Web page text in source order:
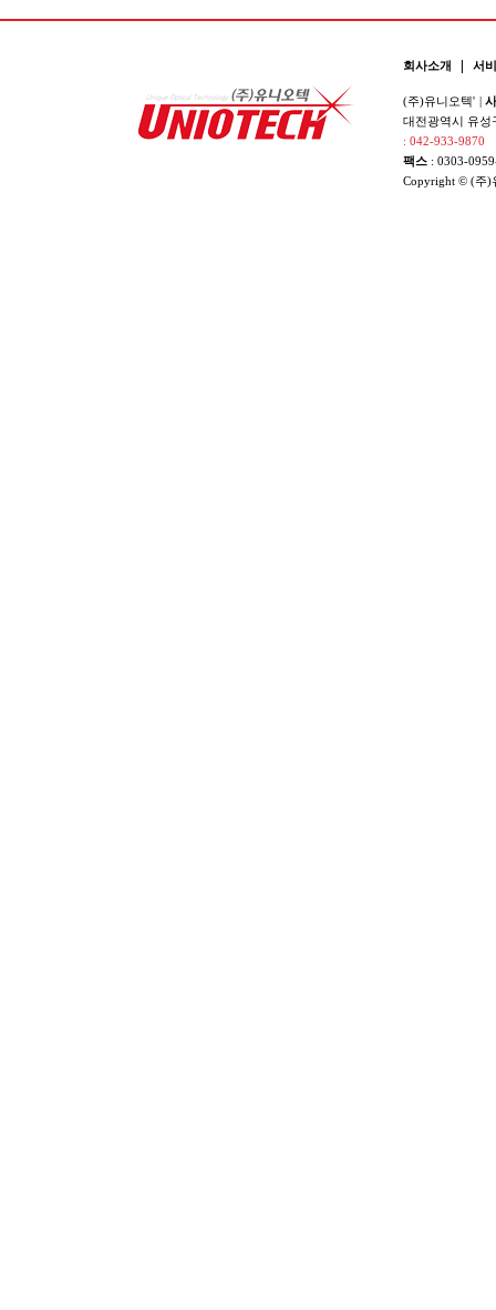
회사소개 | 서
(주)유니오텍'
대전광역시 유성
: 042-933-9870
팩스 : 0303-
Copyright © (주)